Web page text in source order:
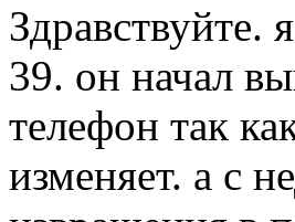
39. он начал
телефон так
изменяет. а с